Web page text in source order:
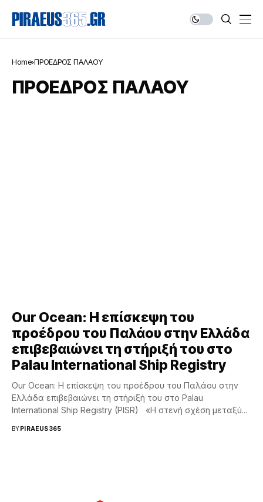
Home ΠΡΟΕΔΡΟΣ ΠΑΛΑΟΥ
ΠΡΟΕΔΡΟΣ ΠΑΛΑΟΥ
Our Ocean: Η επίσκεψη του
προέδρου του Παλάου στην Ελλάδα
επιβεβαιώνει τη στήριξή του στο
Palau International Ship Registry
Our Ocean: Η επίσκεψη του προέδρου του Παλάου στην
Ελλάδα επιβεβαιώνει τη στήριξή του στο Palau
International Ship Registry (PISR) «Η στενή σχέση μεταξύ...
BY PIRAEUS365